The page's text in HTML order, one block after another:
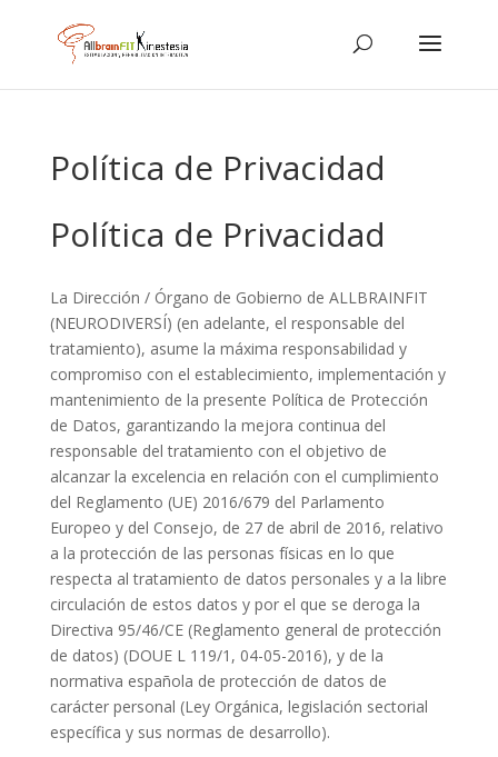
Política de Privacidad
Política de Privacidad
La Dirección / Órgano de Gobierno de ALLBRAINFIT
(NEURODIVERSÍ) (en adelante, el responsable del
tratamiento), asume la máxima responsabilidad y
compromiso con el establecimiento, implementación y
mantenimiento de la presente Política de Protección
de Datos, garantizando la mejora continua del
responsable del tratamiento con el objetivo de
alcanzar la excelencia en relación con el cumplimiento
del Reglamento (UE) 2016/679 del Parlamento
Europeo y del Consejo, de 27 de abril de 2016, relativo
a la protección de las personas físicas en lo que
respecta al tratamiento de datos personales y a la libre
circulación de estos datos y por el que se deroga la
Directiva 95/46/CE (Reglamento general de protección
de datos) (DOUE L 119/1, 04-05-2016), y de la
normativa española de protección de datos de
carácter personal (Ley Orgánica, legislación sectorial
específica y sus normas de desarrollo).